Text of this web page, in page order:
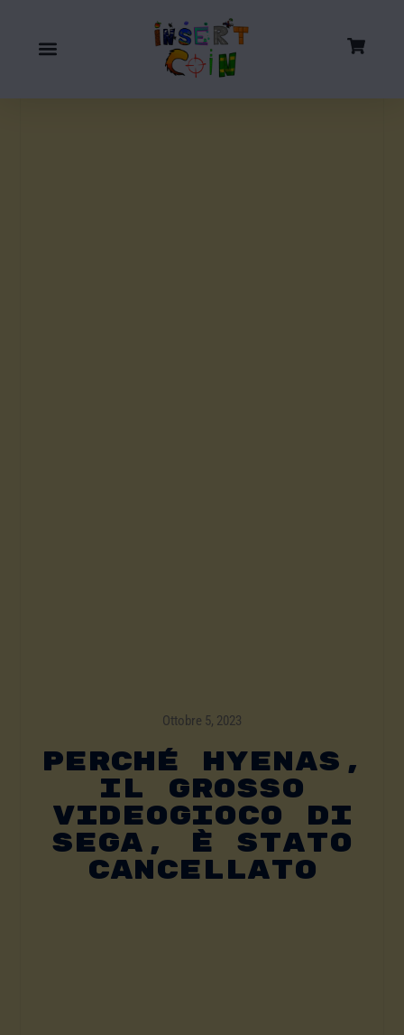
Ottobre 5, 2023
Perché Hyenas,
Il Grosso
Videogioco Di
SEGA, È Stato
Cancellato